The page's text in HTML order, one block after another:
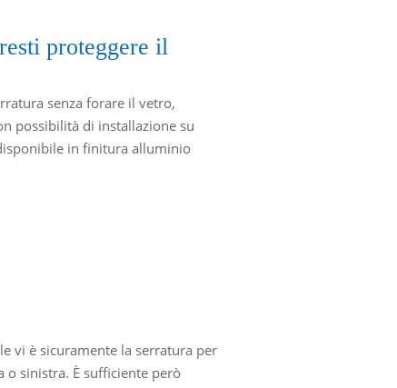
proteggere il
senza forare il vetro,
possibilità di installazione su
in finitura alluminio
vi è sicuramente la serratura per
o sinistra. È sufficiente però